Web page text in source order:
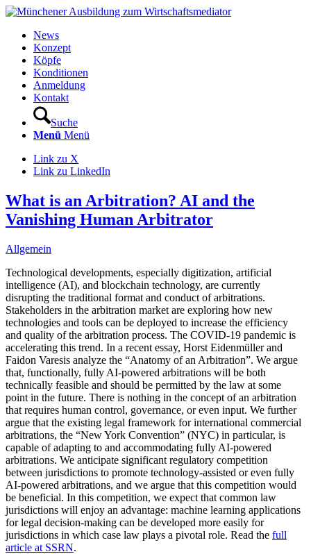
News
Konzept
Köpfe
Konditionen
Anmeldung
Kontakt
Suche
Menü Menü
Link zu X
Link zu LinkedIn
What is an Arbitration? AI and the
Vanishing Human Arbitrator
Allgemein
Technological developments, especially digitization, artificial
intelligence (AI), and blockchain technology, are currently
disrupting the traditional format and conduct of arbitrations.
Stakeholders in the arbitration market are exploring how new
technologies and tools can be deployed to increase the efficiency
and quality of the arbitration process. The COVID-19 pandemic is
accelerating this trend. In a recent essay, Horst Eidenmüller and
Faidon Varesis analyze the “Anatomy of an Arbitration”. We argue
that, functionally, fully AI-powered arbitrations will be both
technically feasible and should be permitted by the law at some
point in the future. There is nothing in the concept of an arbitration
that requires human control, governance, or even input. We further
argue that the existing legal framework for international commercial
arbitrations, the “New York Convention” (NYC) in particular, is
capable of adapting to and accommodating fully AI-powered
arbitrations. We anticipate significant regulatory competition
between jurisdictions to promote technology-assisted or even fully
AI-powered arbitrations, and we argue that this competition would
be beneficial. In this competition, we expect that common law
jurisdictions will enjoy an advantage: machine learning applications
for legal decision-making can be developed more easily for
jurisdictions in which case law plays a pivotal role. Read the full
article at SSRN.